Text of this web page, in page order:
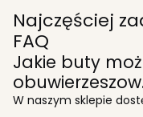
Najczęściej
FAQ
Jakie buty
W naszym sklepie